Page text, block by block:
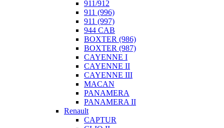
911/912
911 (996)
911 (997)
944 CAB
BOXTER (986)
BOXTER (987)
CAYENNE I
CAYENNE II
CAYENNE III
MACAN
PANAMERA
PANAMERA II
Renault
CAPTUR